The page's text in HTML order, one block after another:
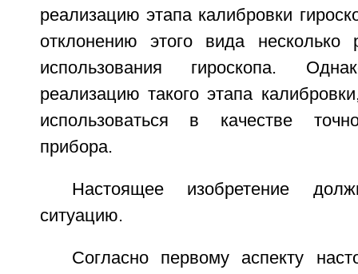
реализацию этапа калибровки
отклонению этого вида
использования гироскопа.
реализацию такого этапа
использоваться в качестве
прибора.
Настоящее изобретение
ситуацию.
Согласно первому аспекту